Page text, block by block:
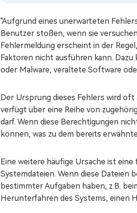
"Aufgrund eines unerwarteten
Benutzer stoßen, wenn sie
Fehlermeldung erscheint in der
Faktoren nicht ausführen kann.
oder Malware, veraltete Software
Der Ursprung dieses Fehlers wird
verfügt über eine Reihe von
darf. Wenn diese Berechtigungen
können, was zu dem bereits
Eine weitere häufige Ursache ist
Systemdateien. Wenn diese Dateien
bestimmter Aufgaben haben, z.B.
Herunterfahren des Systems, einen